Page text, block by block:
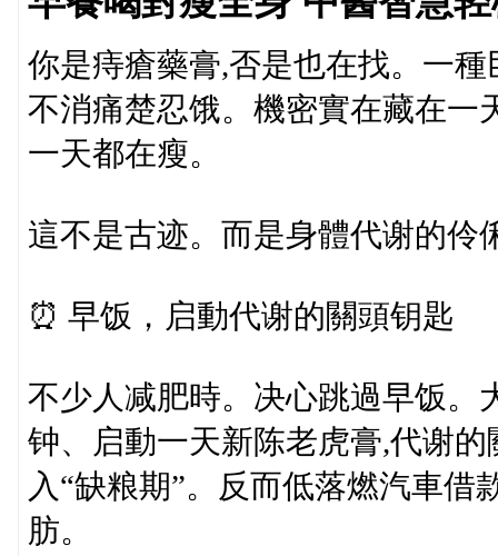
你是痔瘡藥膏,否是也在找。一
不消痛楚忍饿。機密實在藏在
一天都在瘦。
這不是古迹。而是身體代谢的伶
⏰ 早饭，启動代谢的關頭钥匙
不少人减肥時。决心跳過早饭。
钟、启動一天新陈老虎膏,代谢
入“缺粮期”。反而低落燃汽車
肪。